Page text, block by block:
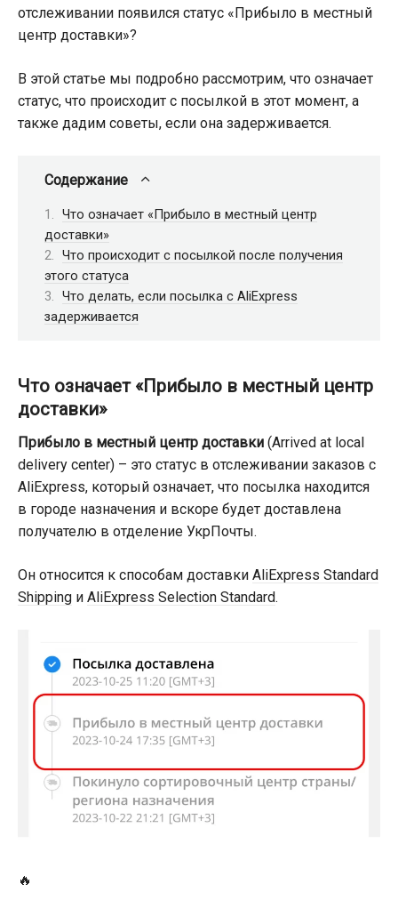
отслеживании появился статус «Прибыло в местный
центр доставки»?
В этой статье мы подробно рассмотрим, что означает
статус, что происходит с посылкой в этот момент, а
также дадим советы, если она задерживается.
Содержание
Что означает «Прибыло в местный центр
доставки»
Что происходит с посылкой после получения
этого статуса
Что делать, если посылка с AliExpress
задерживается
Что означает «Прибыло в местный центр
доставки»
Прибыло в местный центр доставки (Arrived at local
delivery center) – это статус в отслеживании заказов с
AliExpress, который означает, что посылка находится
в городе назначения и вскоре будет доставлена
получателю в отделение УкрПочты.
Он относится к способам доставки AliExpress Standard
Shipping и AliExpress Selection Standard.
🔥